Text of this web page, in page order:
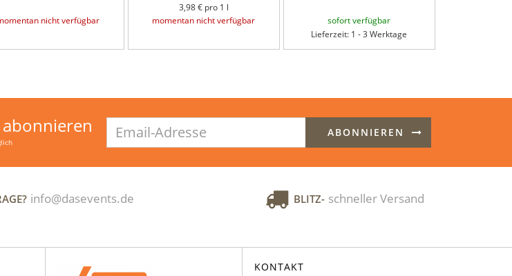
nicht verfügbar
3,98 € pro 1 l
momentan nicht verfügbar
sofort verfügbar
Lieferzeit: 1 - 3 Werktage
Adresse
ABONNIEREN
info@dasevents.de BLITZ- schneller Versand
KONTAKT